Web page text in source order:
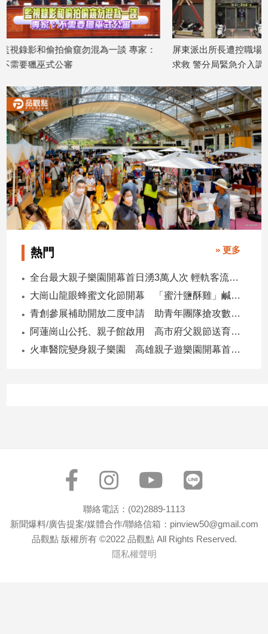
追
星
生
活
建
築/
室
內
設
計
旅
遊/
美
食
座/
命
費
康/
推
談 專家：
屏東派出所長遭控職場霸凌！員警網路
求救 警分局緊急介入調查
女網紅
本沒印
熱門 » 更多
全台最大親子樂園開幕首日湧3萬人次 輕軌客流增20倍
大崗山龍眼蜂蜜文化節開幕 「蜜汁鹽酥雞」鹹甜跨界搶話題
青創參展補助開放二度申請 助青年團隊搶攻數位轉型商機
阿蓮崗山公托、親子館啟用 高市府父親節送育兒暖禮
火車醫院變身親子樂園 高雄親子遊樂園開幕首日爆棚
聯絡電話：(02)2889-1113
新聞爆料/廣告提案/媒體合作/聯絡信箱：pinview50@gmail.com
品觀點 版權所有 ©2022 品觀點 All Rights Reserved.
隱私權聲明